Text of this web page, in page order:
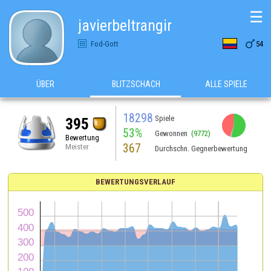
javierbeltrangir
Fod-Gott  54
☰
ÜBER BLITZSCHACH ALLE SPIELE
395
Bewertung
Meister
18298 Spiele
53% Gewonnen (9772)
367 Durchschn. Gegnerbewertung
BEWERTUNGSVERLAUF